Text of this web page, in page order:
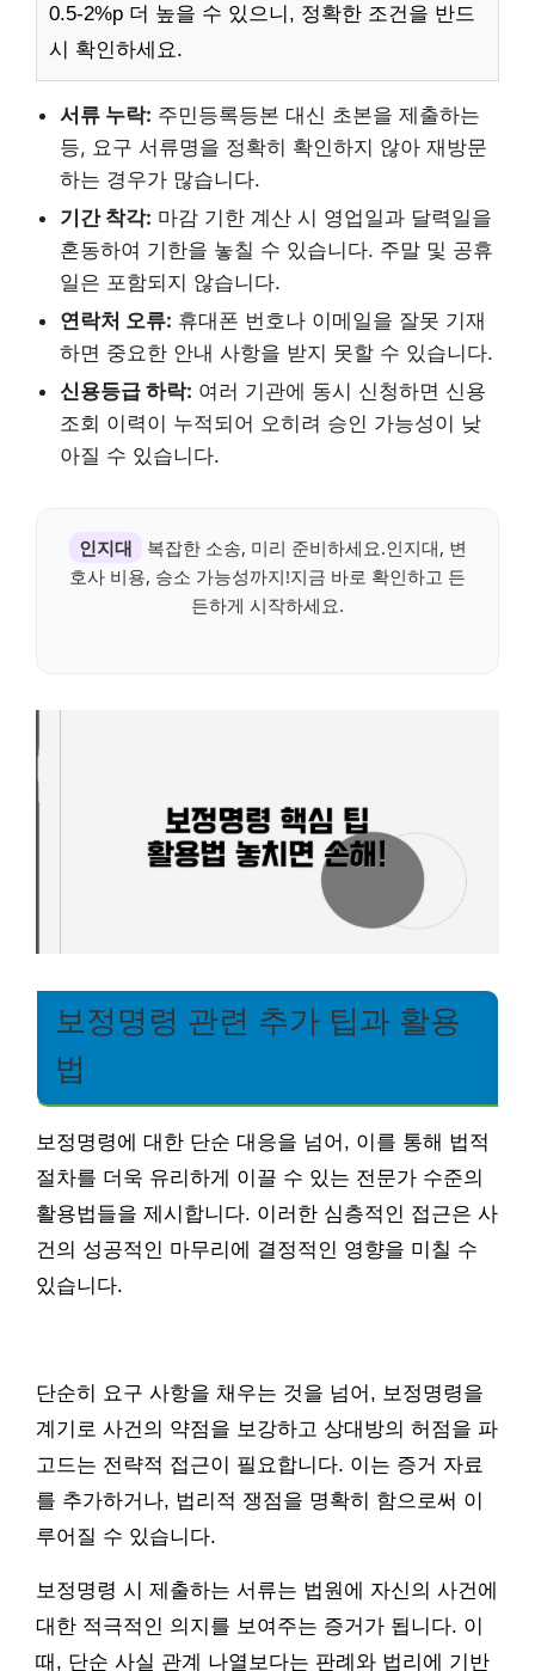
0.5-2%p 더 높을 수 있으니, 정확한 조건을 반드
시 확인하세요.
서류 누락: 주민등록등본 대신 초본을 제출하는
등, 요구 서류명을 정확히 확인하지 않아 재방문
하는 경우가 많습니다.
기간 착각: 마감 기한 계산 시 영업일과 달력일을
혼동하여 기한을 놓칠 수 있습니다. 주말 및 공휴
일은 포함되지 않습니다.
연락처 오류: 휴대폰 번호나 이메일을 잘못 기재
하면 중요한 안내 사항을 받지 못할 수 있습니다.
신용등급 하락: 여러 기관에 동시 신청하면 신용
조회 이력이 누적되어 오히려 승인 가능성이 낮
아질 수 있습니다.
인지대
복잡한 소송, 미리 준비하세요.인지대, 변
호사 비용, 승소 가능성까지!지금 바로 확인하고 든
든하게 시작하세요.
보정명령 관련 추가 팁과 활용
법
보정명령에 대한 단순 대응을 넘어, 이를 통해 법적
절차를 더욱 유리하게 이끌 수 있는 전문가 수준의
활용법들을 제시합니다. 이러한 심층적인 접근은 사
건의 성공적인 마무리에 결정적인 영향을 미칠 수
있습니다.
단순히 요구 사항을 채우는 것을 넘어, 보정명령을
계기로 사건의 약점을 보강하고 상대방의 허점을 파
고드는 전략적 접근이 필요합니다. 이는 증거 자료
를 추가하거나, 법리적 쟁점을 명확히 함으로써 이
루어질 수 있습니다.
보정명령 시 제출하는 서류는 법원에 자신의 사건에
대한 적극적인 의지를 보여주는 증거가 됩니다. 이
때, 단순 사실 관계 나열보다는 판례와 법리에 기반